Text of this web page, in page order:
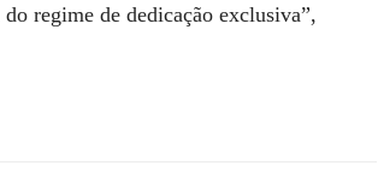
regime de dedicação exclusiva”,